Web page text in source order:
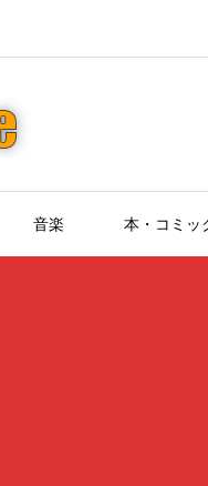
音楽 本・コミッ